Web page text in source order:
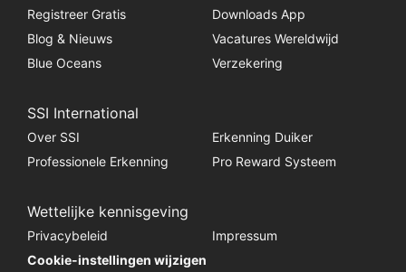
Registreer Gratis
Downloads App
Blog & Nieuws
Vacatures Wereldwijd
Blue Oceans
Verzekering
SSI International
Over SSI
Erkenning Duiker
Professionele Erkenning
Pro Reward Systeem
Wettelijke kennisgeving
Privacybeleid
Impressum
Cookie-instellingen wijzigen